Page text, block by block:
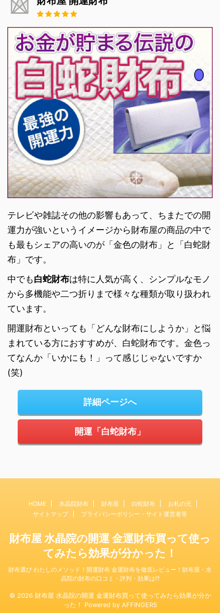
テレビや雑誌その他の影響もあって、ちまたでの開
運力が強いというイメージから財布屋の商品の中で
も最もシェアの高いのが「金色の財布」と「白蛇財
布」です。
中でも白蛇財布は特に人気が高く、シンプルなモノ
から多機能や二つ折りまで様々な種類が取り扱われ
ています。
開運財布といっても「どんな財布にしようか」と悩
まれている方におすすめが、白蛇財布です。金色っ
てなんか「いかにも！」って感じじゃないですか
(笑)
詳細ページへ
開運「白蛇財布」
HOME 水晶院財布 財布屋 白蛇財布
お札の元
サイトマップ
プライバシーポリシー・サイト運営者等
財布屋 水晶院の開運 金運財布買って使っ
てみたら効果が分かった！
財布選び わたしのメソッド！開運財布 金運財布を徹底レビュー！財布屋・水
晶院の財布の口コミ・評判・効果は!?
© 2026 財布屋 水晶院の開運 金運財布買って使ってみたら効果が分か
った！ Powered by AFFINGER5